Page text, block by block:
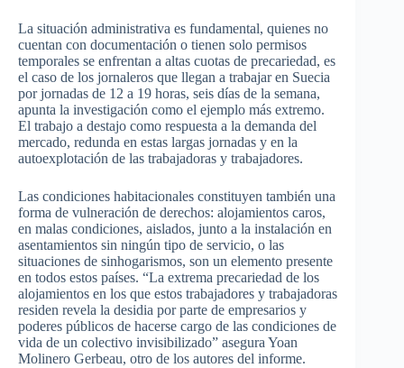
La situación administrativa es fundamental, quienes no
cuentan con documentación o tienen solo permisos
temporales se enfrentan a altas cuotas de precariedad, es
el caso de los jornaleros que llegan a trabajar en Suecia
por jornadas de 12 a 19 horas, seis días de la semana,
apunta la investigación como el ejemplo más extremo.
El trabajo a destajo como respuesta a la demanda del
mercado, redunda en estas largas jornadas y en la
autoexplotación de las trabajadoras y trabajadores.
Las condiciones habitacionales constituyen también una
forma de vulneración de derechos: alojamientos caros,
en malas condiciones, aislados, junto a la instalación en
asentamientos sin ningún tipo de servicio, o las
situaciones de sinhogarismos, son un elemento presente
en todos estos países. “La extrema precariedad de los
alojamientos en los que estos trabajadores y trabajadoras
residen revela la desidia por parte de empresarios y
poderes públicos de hacerse cargo de las condiciones de
vida de un colectivo invisibilizado” asegura Yoan
Molinero Gerbeau, otro de los autores del informe.